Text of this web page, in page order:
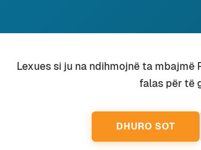
Philosophy of Education.” PhD diss., The Ohio
1986.
perspective” (Lingnan University, Hong Kong,
Lexues si ju na ndihmojnë ta mbajmë
falas për të
DHURO SOT